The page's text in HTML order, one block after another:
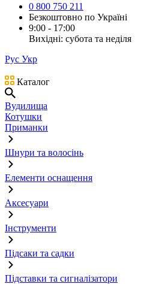
0 800 750 211
Безкоштовно по Україні
9:00 - 17:00
Вихідні: субота та неділя
Рус Укр
Каталог
Вудилища
Котушки
Приманки
Шнури та волосінь
Елементи оснащення
Аксесуари
Інструменти
Підсаки та садки
Підставки та сигналізатори